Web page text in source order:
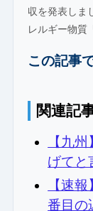
収を発表しま
レルギー物質
この記事
関連記
【九
げてと
【速
番目の